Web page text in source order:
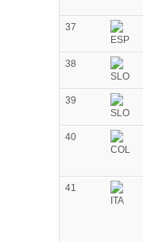
37
38
39
40
41